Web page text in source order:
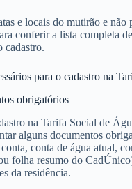
e locais do mutirão e não
conferir a lista completa
cadastro.
para o cadastro na
obrigatórios
na Tarifa Social de
alguns documentos
conta de água atual,
folha resumo do
da residência.